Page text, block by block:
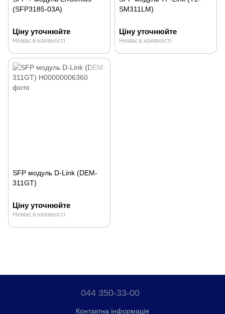
(SFP3185-03A)
Ціну уточнюйте
Немає в наявності
SM311LM)
Ціну уточнюйте
Немає в наявності
SFP модуль D-Link (DEM-
311GT)
Ціну уточнюйте
Немає в наявності
044 350-33-00
Контактна інформація